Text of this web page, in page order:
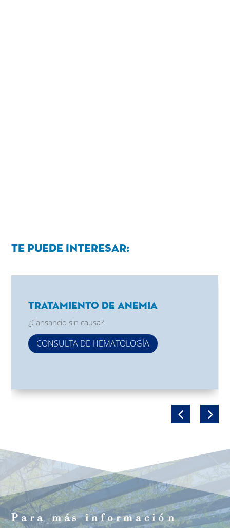
Te puede interesar:
Tratamiento de Anemia
¿Cansancio sin causa?
CONSULTA DE HEMATOLOGÍA
Para más información